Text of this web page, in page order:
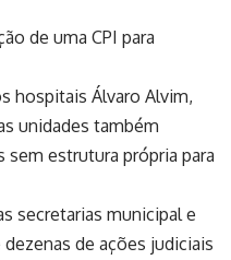
de uma CPI para
hospitais Álvaro Alvim,
unidades também
estrutura própria para
secretarias municipal e
de ações judiciais